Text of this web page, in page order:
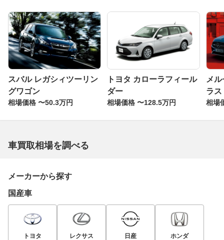
スバル レガシィツーリン
グワゴン
相場価格 〜50.3万円
トヨタ カローラフィール
ダー
相場価格 〜128.5万円
メ
ラス
相場
車買取相場を調べる
メーカーから探す
国産車
トヨタ レクサス 日産 ホンダ